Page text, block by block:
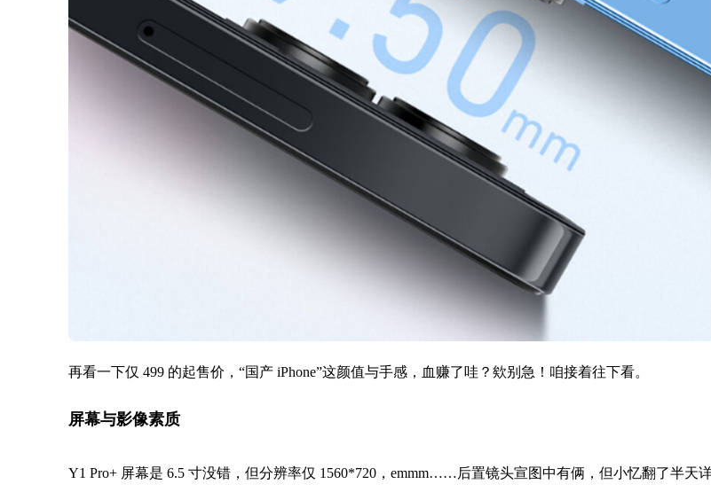
不过从图片中可以看出，乐视 Y1 Pro+ 貌似还保留了极为先进的 3.5mm 接口。我说这点强过 iPhone 13 大
伙儿没意见吧！